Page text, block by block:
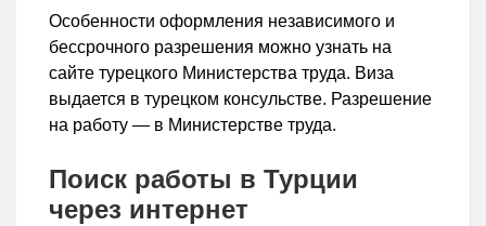
Особенности оформления независимого и
бессрочного разрешения можно узнать на
сайте турецкого Министерства труда. Виза
выдается в турецком консульстве. Разрешение
на работу — в Министерстве труда.
Поиск работы в Турции
через интернет